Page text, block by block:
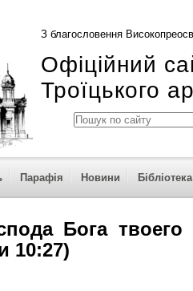
З благословення
Офіційний
Троїцького
Парафія Новини Бібліотека
Бога твоего
10:27)